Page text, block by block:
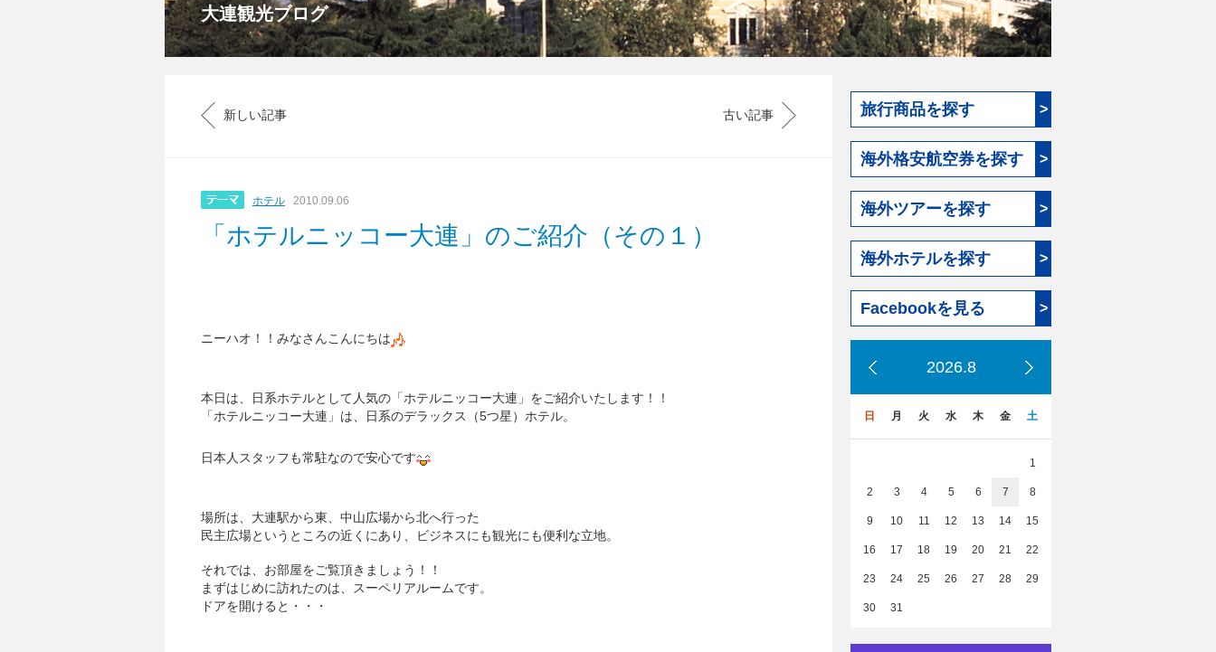
大連観光ブログ
新しい記事 古い記事
ホテル 2010.09.06
「ホテルニッコー大連」のご紹介（その１）
ニーハオ！！みなさんこんにちは
本日は、日系ホテルとして人気の「ホテルニッコー大連」をご紹介いたします！！
「ホテルニッコー大連」は、日系のデラックス（5つ星）ホテル。
日本人スタッフも常駐なので安心です
場所は、大連駅から東、中山広場から北へ行った
民主広場というところの近くにあり、ビジネスにも観光にも便利な立地。
それでは、お部屋をご覧頂きましょう！！
まずはじめに訪れたのは、スーペリアルームです。
ドアを開けると・・・
旅行商品を探す >
海外格安航空券を探す >
海外ツアーを探す >
海外ホテルを探す >
Facebookを見る >
2026.8
日 月 火 水 木 金 土
1
2 3 4 5 6 7 8
9 10 11 12 13 14 15
16 17 18 19 20 21 22
23 24 25 26 27 28 29
30 31